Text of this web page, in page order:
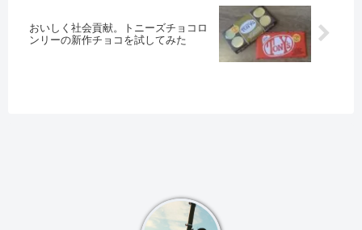
おいしく社会貢献。トニーズチョコロ
ンリーの新作チョコを試してみた